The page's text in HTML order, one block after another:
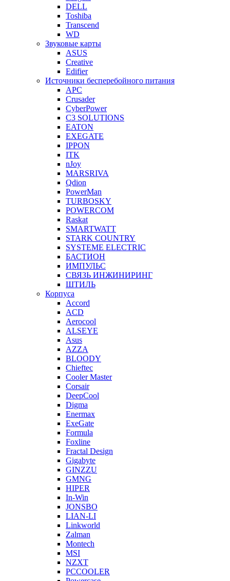
DELL
Toshiba
Transcend
WD
Звуковые карты
ASUS
Creative
Edifier
Источники бесперебойного питания
APC
Crusader
CyberPower
C3 SOLUTIONS
EATON
EXEGATE
IPPON
ITK
nJoy
MARSRIVA
Qdion
PowerMan
TURBOSKY
POWERCOM
Raskat
SMARTWATT
STARK COUNTRY
SYSTEME ELECTRIC
БАСТИОН
ИМПУЛЬС
СВЯЗЬ ИНЖИНИРИНГ
ШТИЛЬ
Корпуса
Accord
ACD
Aerocool
ALSEYE
Asus
AZZA
BLOODY
Chieftec
Cooler Master
Corsair
DeepCool
Digma
Enermax
ExeGate
Formula
Foxline
Fractal Design
Gigabyte
GINZZU
GMNG
HIPER
In-Win
JONSBO
LIAN-LI
Linkworld
Zalman
Montech
MSI
NZXT
PCCOOLER